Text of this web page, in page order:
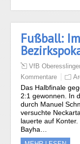
Fußball:
VfB
Kommentare
Das Halbfinale
2:1 gewonnen. In
durch Manuel
versuchte
lauerte auf
Bayha…